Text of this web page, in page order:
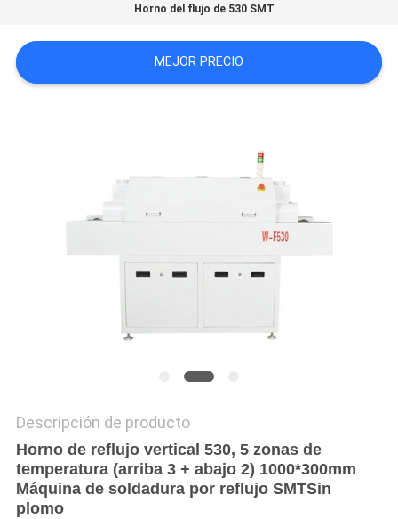
NOTICIAS
SHOPPING
Horno del flujo de 530 SMT
MEJOR PRECIO
Descripción de producto
Horno de reflujo vertical 530, 5 zonas de
temperatura (arriba 3 + abajo 2) 1000*300mm
Máquina de soldadura por reflujo SMTSin
plomo